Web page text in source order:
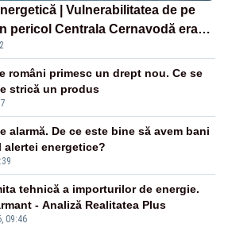
| Vulnerabilitatea de pe
pericol Centrala Cernavodă era
lui Ceaușescu
români primesc un drept nou. Ce se
strică un produs
alarmă. De ce este bine să avem bani
energetice?
09:46
tehnică a importurilor de energie.
- Analiză Realitatea Plus